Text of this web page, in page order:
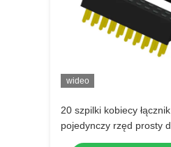
wideo
20 szpilki kobiecy
pojedynczy rzęd prosty